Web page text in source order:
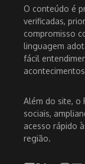
O conteúdo é
verificadas,
compromisso
linguagem
fácil
Além do site, o
sociais,
acesso rápido
região.